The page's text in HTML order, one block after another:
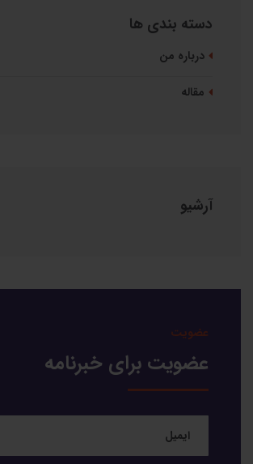
دسته بندی ها
درباره من
مقاله
آرشیو
عضویت
عضویت برای خبرنامه